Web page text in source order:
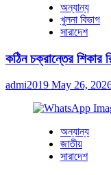
অন্যান্য
খুলনা বিভাগ
সারাদেশ
কঠিন চক্রান্তের শিকার
admi2019 May 26,
অন্যান্য
জাতীয়
সারাদেশ